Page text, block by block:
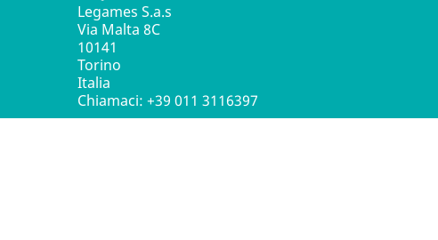
Legames S.a.s
Via Malta 8C
10141
Torino
Italia
Chiamaci: +39 011 3116397